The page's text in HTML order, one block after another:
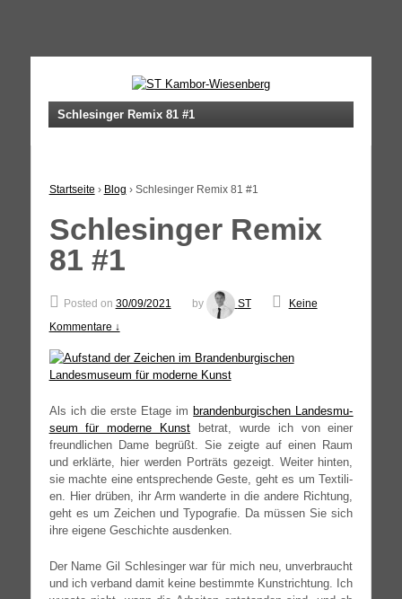
↓
CONTENT
Schlesinger Remix 81 #1
Startseite › Blog › Schlesinger Remix 81 #1
Schlesinger Remix
81 #1
Posted on 30/09/2021 by ST
Keine
Kommentare ↓
Als ich die ers­te Eta­ge im bran­den­bur­gi­schen Lan­des­mu­
se­um für moder­ne Kunst betrat, wur­de ich von einer
freund­li­chen Dame begrüßt. Sie zeig­te auf einen Raum
und erklär­te, hier wer­den Por­träts gezeigt. Wei­ter hin­ten,
sie mach­te eine ent­spre­chen­de Ges­te, geht es um Tex­ti­li­
en. Hier drü­ben, ihr Arm wan­der­te in die ande­re Rich­tung,
geht es um Zei­chen und Typo­gra­fie. Da müs­sen Sie sich
ihre eige­ne Geschich­te ausdenken.
Der Name Gil Schle­sin­ger war für mich neu, unver­braucht
und ich ver­band damit kei­ne bestimm­te Kunst­rich­tung. Ich